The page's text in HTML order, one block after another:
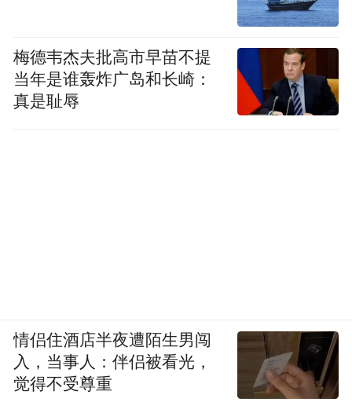
梅德韦杰夫批高市早苗不提
当年是谁轰炸广岛和长崎：
真是耻辱
情侣住酒店半夜遭陌生男闯
入，当事人：伴侣被看光，
觉得不受尊重